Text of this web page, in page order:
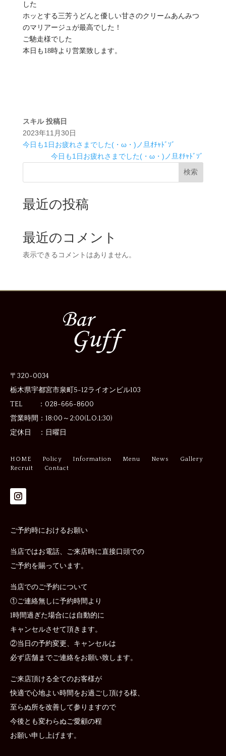
した
ホッとする三芳うどんと優しい甘さのクリームあんみつ
のマリアージュが最高でした！
ご馳走様でした
本日も18時より営業致します。
スキル 投稿日
2023年11月30日
今日も1日お疲れさまでした(・ω・)ノ旦ｵﾁｬﾄﾞｿﾞ
今日も1日お疲れさまでした(・ω・)ノ旦ｵﾁｬﾄﾞｿﾞ
検索
最近の投稿
最近のコメント
表示できるコメントはありません。
〒320-0034
栃木県宇都宮市泉町5-12ライオンビル103
TEL ：028-666-8600
営業時間： 18:00～2:00(L.O.1:30)
定休日 ： 日曜日
HOME Policy Information Menu News
Gallery
Recruit
Contact
ご予約時におけるお願い
当店ではお電話、ご来店時に直接口頭での
ご予約を賜っています。
当店でのご予約について
①ご連絡無しに予約時間より
1時間過ぎた場合には自動的に
キャンセルさせて頂きます。
②当日の予約変更、キャンセルは
必ず店舗までご連絡をお願い致します。
ご来店頂ける全てのお客様が
快適で心地よい時間をお過ごし頂ける様、
至らぬ所を改善して参りますので
今後とも変わらぬご愛顧の程
お願い申し上げます。